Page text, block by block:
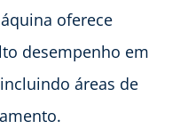
oferece
desempenho em
áreas de